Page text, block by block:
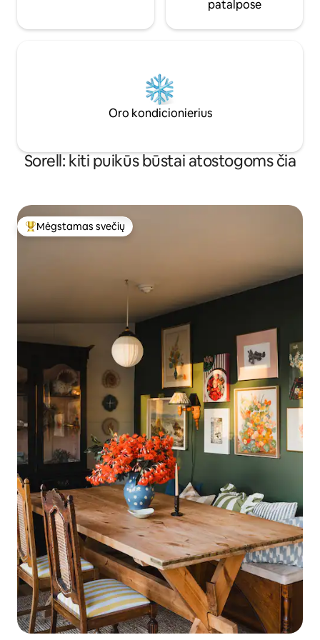
patalpose
Oro kondicionierius
Sorell: kiti puikūs būstai atostogoms čia
Svečių mėgstamiausias
Mėgstamas svečių